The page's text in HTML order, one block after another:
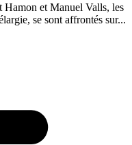
Hamon et Manuel Valls, les
se sont affrontés sur...